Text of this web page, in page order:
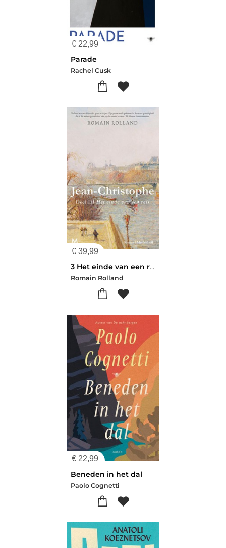
€ 22,99
Parade
Rachel Cusk
€ 39,99
3 Het einde van een reis Jean-Christophe
Romain Rolland
€ 22,99
Beneden in het dal
Paolo Cognetti